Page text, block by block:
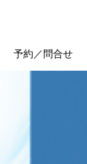
予約／問合せ